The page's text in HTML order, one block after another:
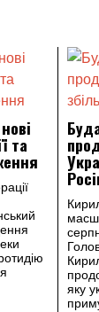
та
яку